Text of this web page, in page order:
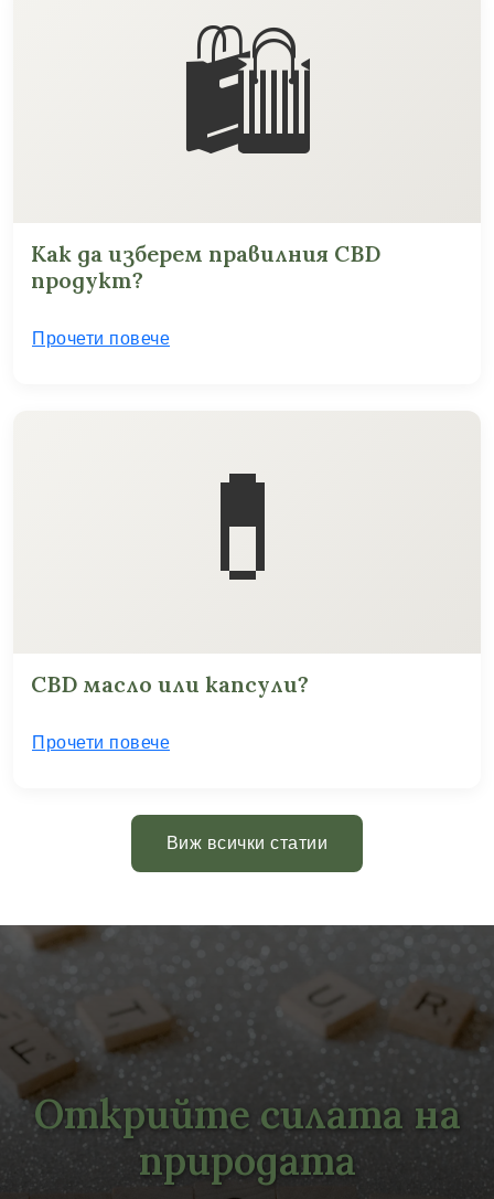
🛍️
Как да изберем правилния CBD
продукт?
Прочети повече
💊
CBD масло или капсули?
Прочети повече
Виж всички статии
Открийте силата на
природата